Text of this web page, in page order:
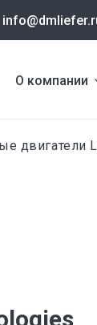
О компании
двигатели